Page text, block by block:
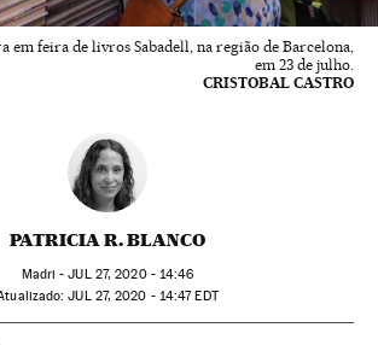
em feira de livros Sabadell, na região de Barcelona,
em 23 de julho.
CRISTOBAL CASTRO
PATRICIA R. BLANCO
Madri -JUL27, 2020 - 14:46
atualizado: JUL27, 2020 - 14:47EDT